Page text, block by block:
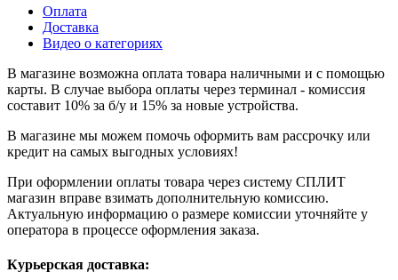
Оплата
Доставка
Видео о категориях
В магазине возможна оплата товара наличными и с помощью
карты. В случае выбора оплаты через терминал - комиссия
составит 10% за б/у и 15% за новые устройства.
В магазине мы можем помочь оформить вам рассрочку или
кредит на самых выгодных условиях!
При оформлении оплаты товара через систему СПЛИТ
магазин вправе взимать дополнительную комиссию.
Актуальную информацию о размере комиссии уточняйте у
оператора в процессе оформления заказа.
Курьерская доставка: